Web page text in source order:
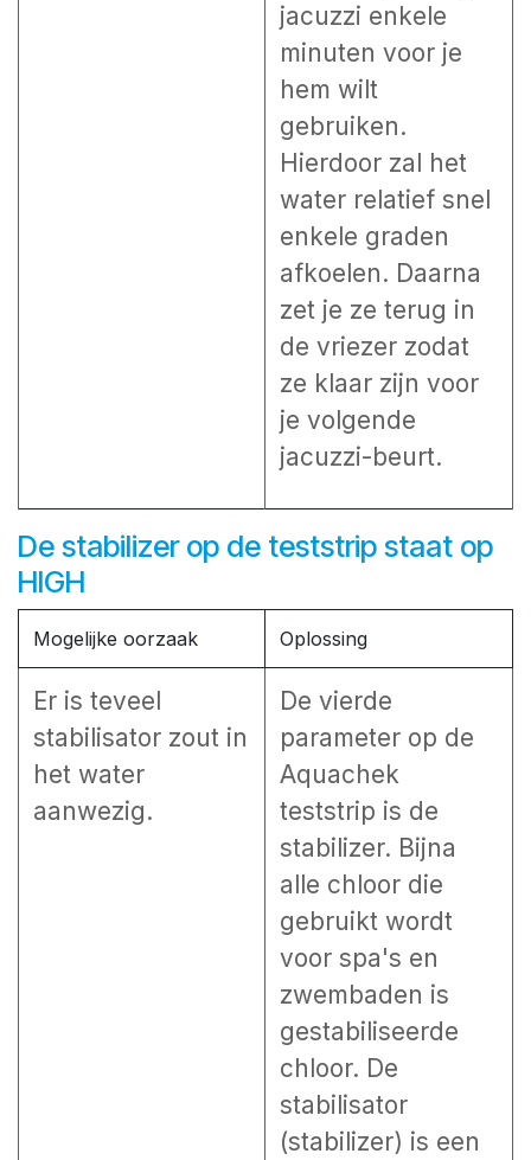
jacuzzi enkele
minuten voor je
hem wilt
gebruiken.
Hierdoor zal het
water relatief snel
enkele graden
afkoelen. Daarna
zet je ze terug in
de vriezer zodat
ze klaar zijn voor
je volgende
jacuzzi-beurt.
De stabilizer op de teststrip staat op
HIGH
Mogelijke oorzaak Oplossing
Er is teveel
stabilisator zout in
het water
aanwezig.
De vierde
parameter op de
Aquachek
teststrip is de
stabilizer. Bijna
alle chloor die
gebruikt wordt
voor spa's en
zwembaden is
gestabiliseerde
chloor. De
stabilisator
(stabilizer) is een